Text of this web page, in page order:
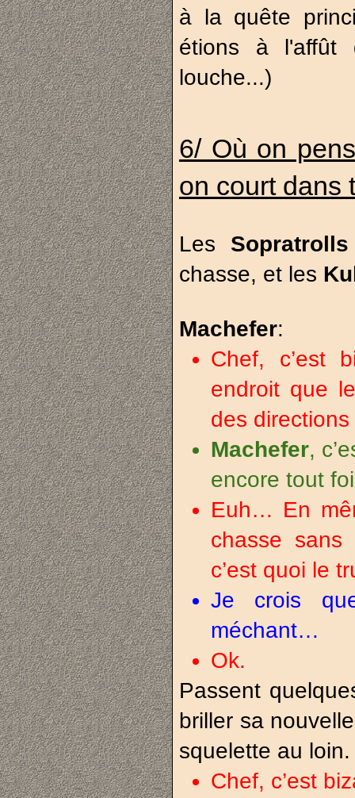
à la quête
étions à l'affût
louche...)
6/ Où on
on court dans
Les
chasse, et les
Machefer:
Chef, c’est
endroit que
des
Machefer,
encore tout
Euh… En
chasse
c’est quoi le
Je crois
méchant…
Ok.
Passent
briller sa
squelette au loin.
Chef, c’est